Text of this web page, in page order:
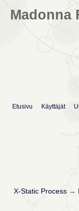
Madonna
Etusivu Käyttäjät
X-Static Process→